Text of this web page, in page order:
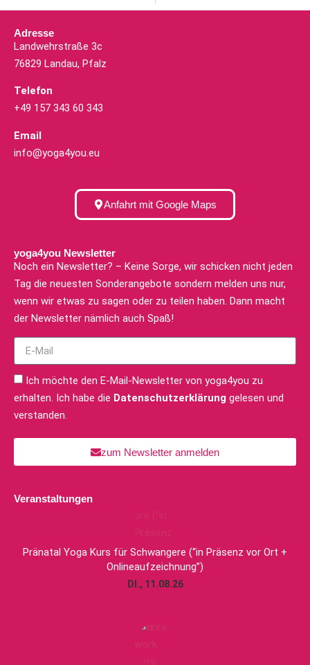
Adresse
Landwehrstraße 3c
76829 Landau, Pfalz
Telefon
+49 157 343 60 343
Email
info@yoga4you.eu
Anfahrt mit Google Maps
yoga4you Newsletter
Noch ein Newsletter? – Keine Sorge, wir schicken nicht jeden
Tag die neuesten Sonderangebote sondern melden uns nur,
wenn wir etwas zu sagen oder zu teilen haben. Dann macht
der Newsletter nämlich auch Spaß!
Ich möchte den E-Mail-Newsletter von yoga4you zu
erhalten. Ich habe die Datenschutzerklärung gelesen und
verstanden.
zum Newsletter anmelden
Veranstaltungen
Pränatal Yoga Kurs für Schwangere (“in Präsenz vor Ort +
Onlineaufzeichnung”)
DI., 11.08.26